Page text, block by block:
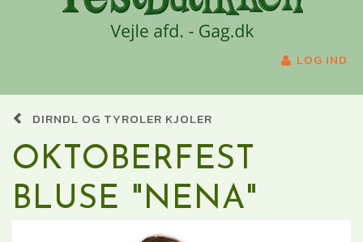
LOG IND
DIRNDL OG TYROLER KJOLER
OKTOBERFEST
BLUSE "NENA"